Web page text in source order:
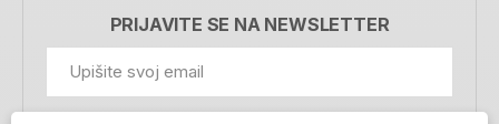
PRIJAVITE SE NA NEWSLETTER